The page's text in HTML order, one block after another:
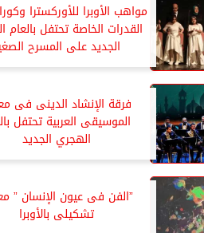
مواهب الأوبرا للأوركسترا
القدرات الخاصة تحتفل بالعام
الجديد على المسرح
فرقة الإنشاد الدينى فى
الموسيقى العربية تحتفل
الهجري الجديد
”الفن فى عيون الإنسان ”
تشكيلى بالأوبرا